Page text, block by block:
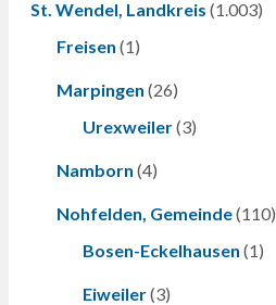
St. Wendel, Landkreis (1.003)
Freisen (1)
Marpingen (26)
Urexweiler(3)
Namborn (4)
Nohfelden, Gemeinde(110)
Bosen-Eckelhausen (1)
Eiweiler(3)